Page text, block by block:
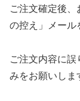
ご注文確定後
の控え」メール
ご注文内容に
みをお願いしま